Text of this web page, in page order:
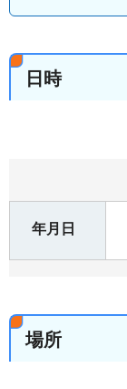
日時
年月日
場所